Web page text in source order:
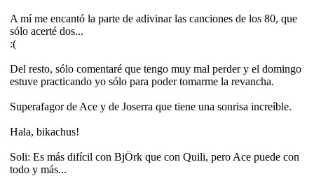
A mí me encantó la parte de adivinar las canciones de los 80, que
sólo acerté dos...
:(
Del resto, sólo comentaré que tengo muy mal perder y el domingo
estuve practicando yo sólo para poder tomarme la revancha.
Superafagor de Ace y de Joserra que tiene una sonrisa increíble.
Hala, bikachus!
Soli: Es más difícil con BjÖrk que con Quili, pero Ace puede con
todo y más...